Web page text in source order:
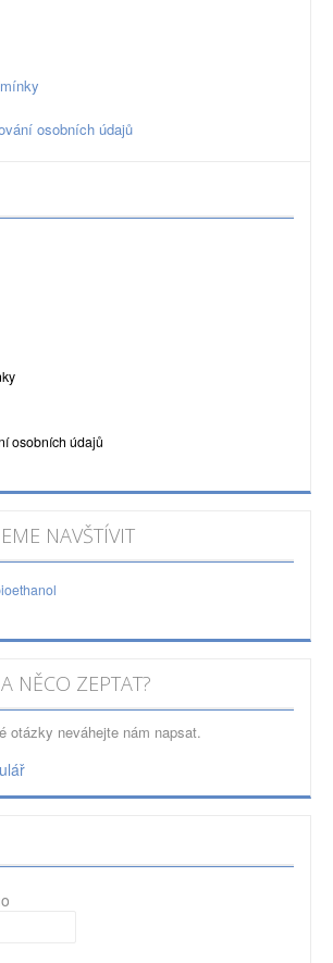
osobních údajů
osobních údajů
NAVŠTÍVIT
NĚCO ZEPTAT?
otázky neváhejte nám napsat.